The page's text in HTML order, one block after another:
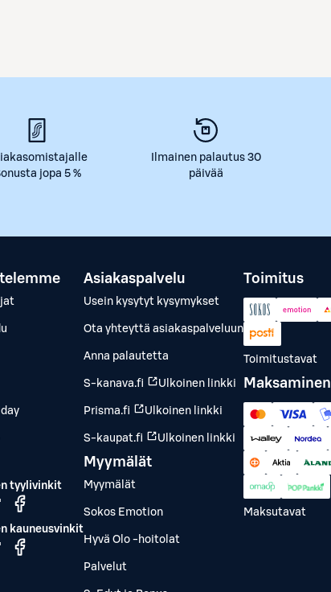
jopa 5 %
Ilmainen palautus 30
päivää
tyylivinkit
kauneusvinkit
Asiakaspalvelu
Usein kysytyt kysymykset
Ota yhteyttä asiakaspalveluun
Anna palautetta
S-kanava.fi Ulkoinen linkki
Prisma.fi Ulkoinen linkki
S-kaupat.fi Ulkoinen linkki
Myymälät
Myymälät
Sokos Emotion
Hyvä Olo -hoitolat
Palvelut
Toimitus
Toimitustavat
Maksaminen
Maksutavat